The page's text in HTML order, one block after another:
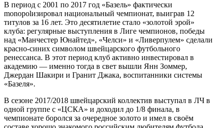
В период с 2001 по 2017 год «Базель» фактически
monopolизировал национальный чемпионат, выиграв 12
титулов за 16 лет. Это десятилетие стало «золотой эрой»
клуба: регулярные выступления в Лиге чемпионов, победы
над «Манчестер Юнайтед», «Челси» и «Ливерпулем» сделали
красно-синих символом швейцарского футбольного
ренессанса. В этот период клуб активно инвестировал в
академию — именно тогда в свет вышли Янн Зоммер,
Джердан Шакири и Гранит Джака, воспитанники системы
«Базеля».
В сезоне 2017/2018 швейцарский коллектив выступал в ЛЧ в
одной группе с «ЦСКА» и доходил до 1/8 финала, в
чемпионате боролся за очередное золото и имел в своём